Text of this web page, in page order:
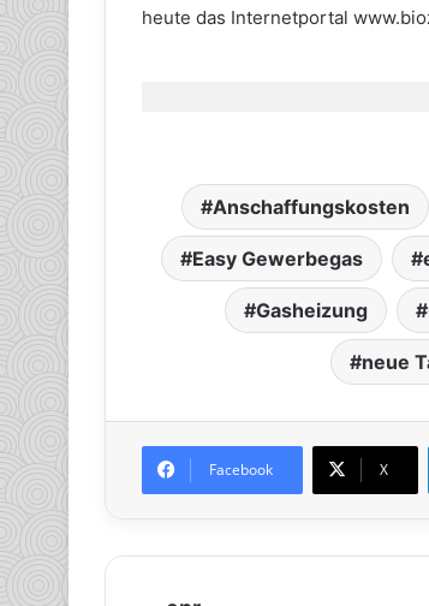
heute das Internetportal
Anschaffungskosten
Easy Gewerbegas
Gasheizung
neue
Facebook X